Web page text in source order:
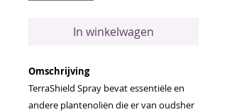
In winkelwagen
Omschrijving
TerraShield Spray bevat essentiële en
andere plantenoliën die er van oudsher